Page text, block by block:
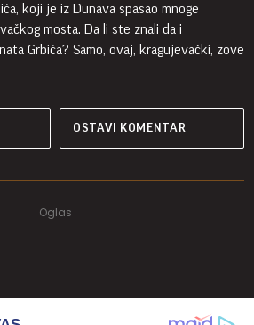
koji je iz Dunava spasao mnoge
mosta. Da li ste znali da i
Grbića? Samo, ovaj, kragujevački, zove
OSTAVI KOMENTAR